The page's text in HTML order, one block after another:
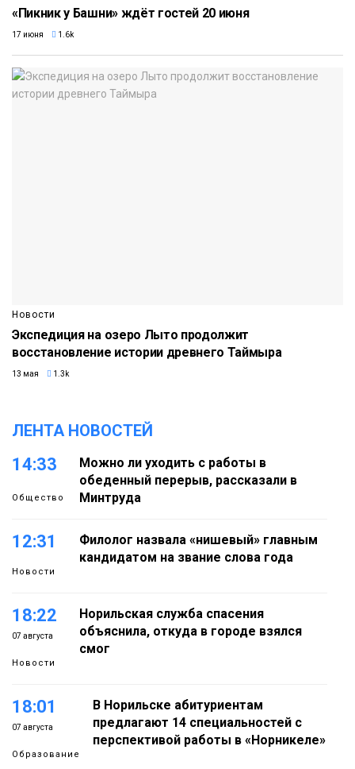
«Пикник у Башни» ждёт гостей 20 июня
17 июня 1.6k
Новости
Экспедиция на озеро Лыто продолжит
восстановление истории древнего Таймыра
13 мая 1.3k
ЛЕНТА НОВОСТЕЙ
14:33
Общество
Можно ли уходить с работы в
обеденный перерыв, рассказали в
Минтруда
12:31
Новости
Филолог назвала «нишевый» главным
кандидатом на звание слова года
18:22
07 августа
Новости
Норильская служба спасения
объяснила, откуда в городе взялся
смог
18:01
07 августа
Образование
В Норильске абитуриентам
предлагают 14 специальностей с
перспективой работы в «Норникеле»